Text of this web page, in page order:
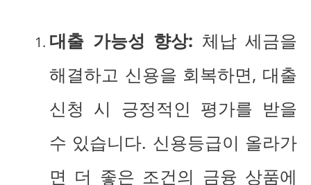
대출 가능성 향상: 체납 세금을
해결하고 신용을 회복하면, 대출
신청 시 긍정적인 평가를 받을
수 있습니다. 신용등급이 올라가
면 더 좋은 조건의 금융 상품에